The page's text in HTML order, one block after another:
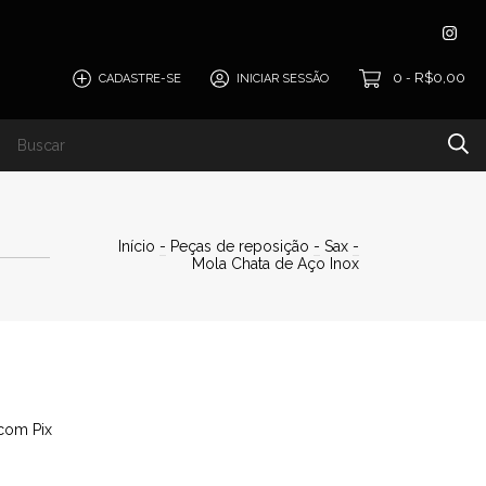
CADASTRE-SE INICIAR SESSÃO 0 - R$0,00
Início - Peças de reposição - Sax -
Mola Chata de Aço Inox
Pix